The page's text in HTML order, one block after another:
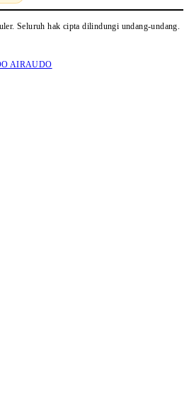
Seluruh hak cipta dilindungi undang-undang.
AIRAUDO